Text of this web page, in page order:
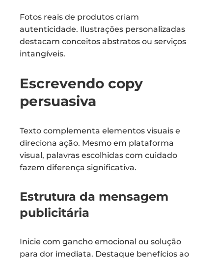
Fotos reais de produtos criam
autenticidade. Ilustrações personalizadas
destacam conceitos abstratos ou serviços
intangíveis.
Escrevendo copy
persuasiva
Texto complementa elementos visuais e
direciona ação. Mesmo em plataforma
visual, palavras escolhidas com cuidado
fazem diferença significativa.
Estrutura da mensagem
publicitária
Inicie com gancho emocional ou solução
para dor imediata. Destaque benefícios ao